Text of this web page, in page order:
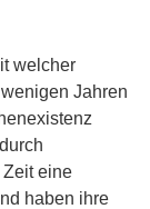
welcher
Jahren
eine
haben ihre